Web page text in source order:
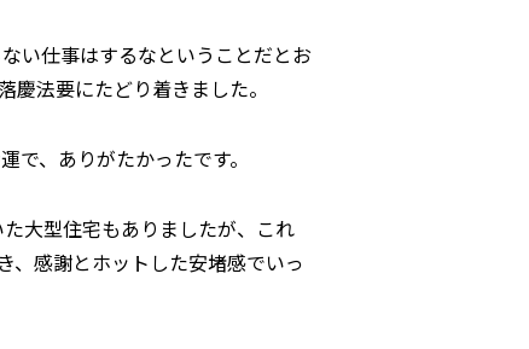
い仕事はするなということだとお
法要にたどり着きました。
、ありがたかったです。
大型住宅もありましたが、これ
、感謝とホットした安堵感でいっ